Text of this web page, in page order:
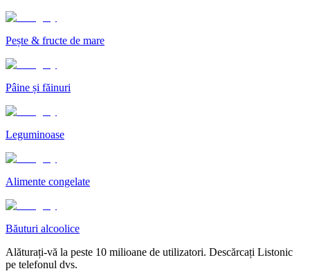
Pește & fructe de mare
Pâine și făinuri
Leguminoase
Alimente congelate
Băuturi alcoolice
Alăturați-vă la peste 10 milioane de utilizatori. Descărcați Listonic
pe telefonul dvs.